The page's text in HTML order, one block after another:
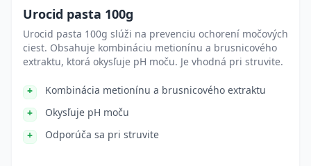
Urocid pasta 100g
Urocid pasta 100g slúži na prevenciu ochorení močových
ciest. Obsahuje kombináciu metionínu a brusnicového
extraktu, ktorá okysľuje pH moču. Je vhodná pri struvite.
Kombinácia metionínu a brusnicového extraktu
Okysľuje pH moču
Odporúča sa pri struvite